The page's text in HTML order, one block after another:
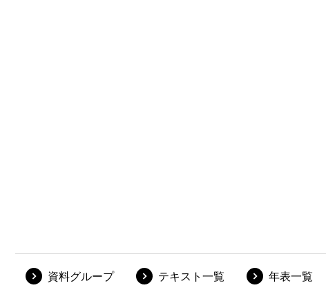
資料グループ テキスト一覧 年表一覧